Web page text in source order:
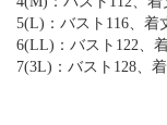
5(L)：バスト116、着
6(LL)：バスト122、
7(3L)：バスト128、